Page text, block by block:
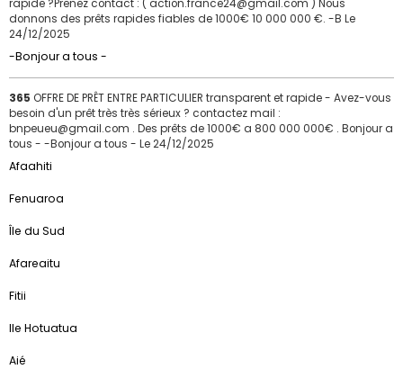
rapide ?Prenez contact : ( action.france24@gmail.com ) Nous
donnons des prêts rapides fiables de 1000€ 10 000 000 €. -B Le
24/12/2025
-Bonjour a tous -
365 OFFRE DE PRÊT ENTRE PARTICULIER transparent et rapide - Avez-vous
besoin d'un prêt très très sérieux ? contactez mail :
bnpeueu@gmail.com . Des prêts de 1000€ a 800 000 000€ . Bonjour a
tous - -Bonjour a tous - Le 24/12/2025
Afaahiti
Fenuaroa
Île du Sud
Afareaitu
Fitii
Ile Hotuatua
Aié